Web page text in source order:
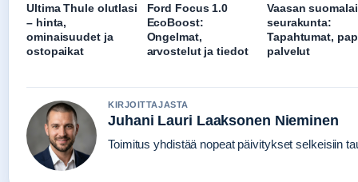
Ultima Thule olutlasi
– hinta,
ominaisuudet ja
ostopaikat
Ford Focus 1.0
EcoBoost:
Ongelmat,
arvostelut ja tiedot
Vaasan
seurakunta:
Tapahtumat,
palvelut
KIRJOITTAJASTA
Juhani Lauri Laaksonen Nieminen
Toimitus yhdistää nopeat päivitykset selkeisiin